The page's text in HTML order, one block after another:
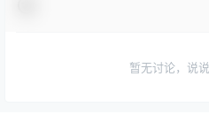
暂无讨论，说